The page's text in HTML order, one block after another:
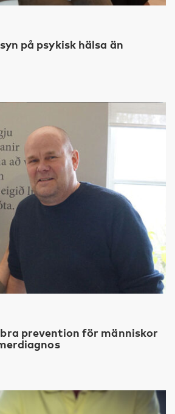
på psykisk hälsa än
prevention för människor